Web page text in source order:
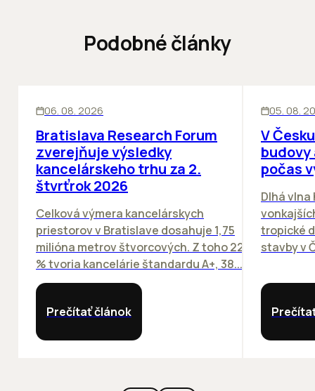
Podobné články
06. 08. 2026
Bratislava Research Forum
zverejňuje výsledky
kancelárskeho trhu za 2.
štvrťrok 2026
Celková výmera kancelárskych
priestorov v Bratislave dosahuje 1,75
milióna metrov štvorcových. Z toho 22
% tvoria kancelárie štandardu A+, 38...
Prečítať článok
05. 08.
V
počas
Dlhá
tropické
stavby v